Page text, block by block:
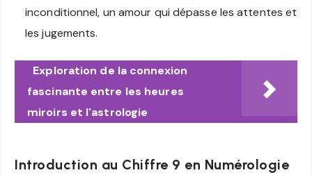
inconditionnel, un amour qui dépasse les attentes et
les jugements.
Exploration de la connexion
fascinante entre les heures
miroirs et l'astrologie
Introduction au Chiffre 9 en Numérologie